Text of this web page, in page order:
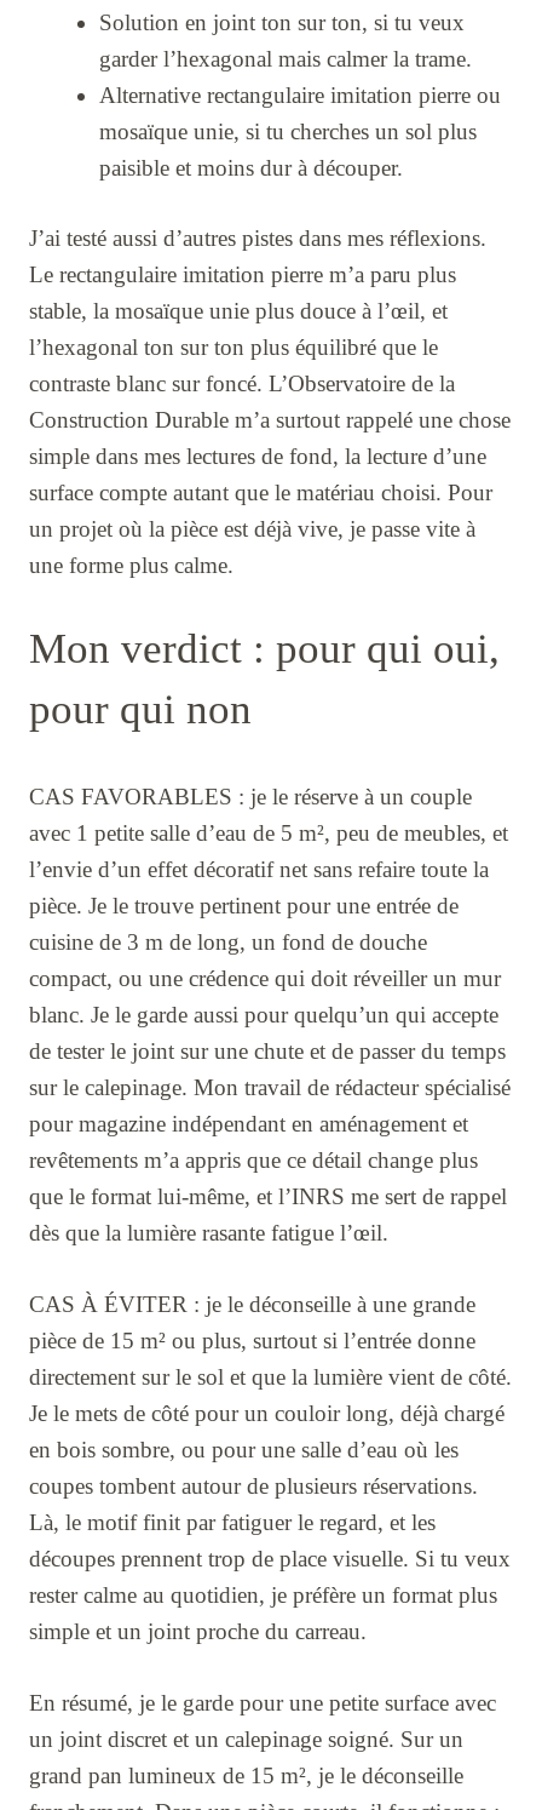
Solution en joint ton sur ton, si tu veux
garder l’hexagonal mais calmer la trame.
Alternative rectangulaire imitation pierre ou
mosaïque unie, si tu cherches un sol plus
paisible et moins dur à découper.
J’ai testé aussi d’autres pistes dans mes réflexions.
Le rectangulaire imitation pierre m’a paru plus
stable, la mosaïque unie plus douce à l’œil, et
l’hexagonal ton sur ton plus équilibré que le
contraste blanc sur foncé. L’Observatoire de la
Construction Durable m’a surtout rappelé une chose
simple dans mes lectures de fond, la lecture d’une
surface compte autant que le matériau choisi. Pour
un projet où la pièce est déjà vive, je passe vite à
une forme plus calme.
Mon verdict : pour qui oui,
pour qui non
CAS FAVORABLES : je le réserve à un couple
avec 1 petite salle d’eau de 5 m², peu de meubles, et
l’envie d’un effet décoratif net sans refaire toute la
pièce. Je le trouve pertinent pour une entrée de
cuisine de 3 m de long, un fond de douche
compact, ou une crédence qui doit réveiller un mur
blanc. Je le garde aussi pour quelqu’un qui accepte
de tester le joint sur une chute et de passer du temps
sur le calepinage. Mon travail de rédacteur spécialisé
pour magazine indépendant en aménagement et
revêtements m’a appris que ce détail change plus
que le format lui-même, et l’INRS me sert de rappel
dès que la lumière rasante fatigue l’œil.
CAS À ÉVITER : je le déconseille à une grande
pièce de 15 m² ou plus, surtout si l’entrée donne
directement sur le sol et que la lumière vient de côté.
Je le mets de côté pour un couloir long, déjà chargé
en bois sombre, ou pour une salle d’eau où les
coupes tombent autour de plusieurs réservations.
Là, le motif finit par fatiguer le regard, et les
découpes prennent trop de place visuelle. Si tu veux
rester calme au quotidien, je préfère un format plus
simple et un joint proche du carreau.
En résumé, je le garde pour une petite surface avec
un joint discret et un calepinage soigné. Sur un
grand pan lumineux de 15 m², je le déconseille